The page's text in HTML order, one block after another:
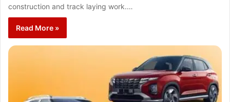
construction and track laying work.…
Read More »